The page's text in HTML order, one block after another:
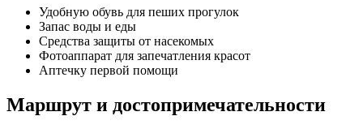
Удобную обувь для пеших прогулок
Запас воды и еды
Средства защиты от насекомых
Фотоаппарат для запечатления красот
Аптечку первой помощи
Маршрут и достопримечательности